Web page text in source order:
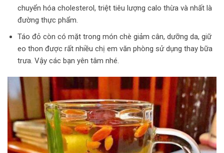
chuyển hóa cholesterol, triệt tiêu lượng calo thừa và nhất là
đường thực phẩm.
Táo đỏ còn có mặt trong món chè giảm cân, dưỡng da, giữ
eo thon được rất nhiều chị em văn phòng sử dụng thay bữa
trưa. Vậy các bạn yên tâm nhé.